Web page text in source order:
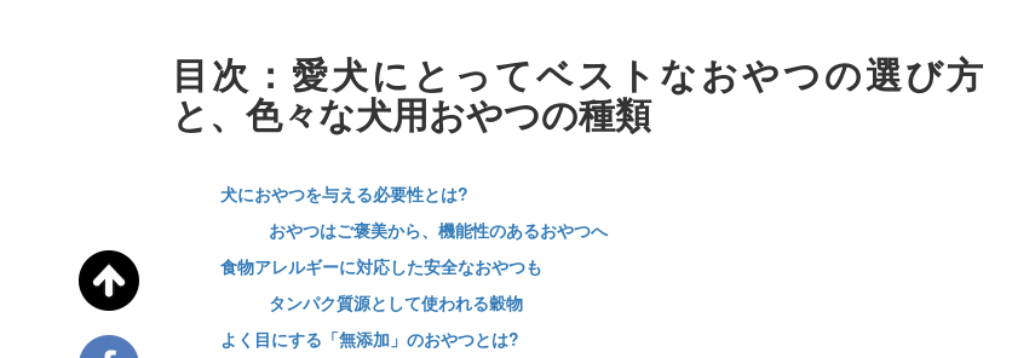
目次：愛犬にとってベストなおやつの選び方
と、色々な犬用おやつの種類
犬におやつを与える必要性とは?
おやつはご褒美から、機能性のあるおやつへ
食物アレルギーに対応した安全なおやつも
タンパク質源として使われる穀物
よく目にする「無添加」のおやつとは?